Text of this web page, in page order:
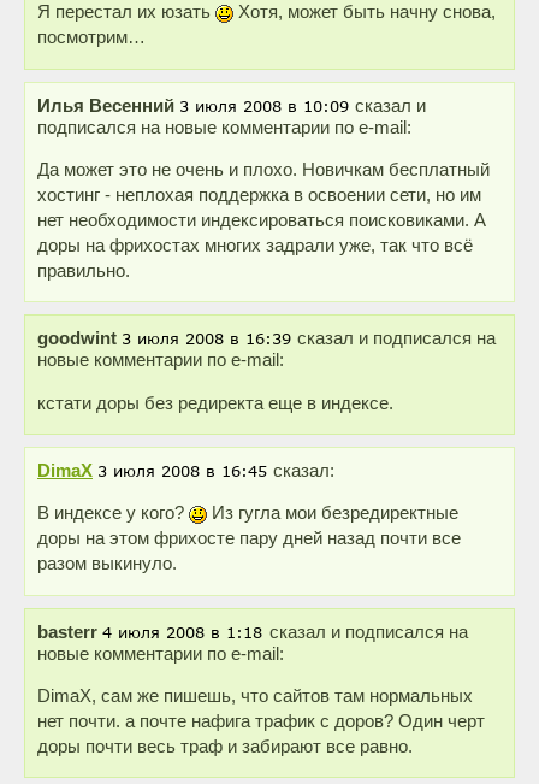
Я перестал их юзать
Хотя, может быть начну снова,
посмотрим…
Илья Весенний
сказал и
подписался на новые комментарии по e-mail:
Да может это не очень и плохо. Новичкам бесплатный
хостинг - неплохая поддержка в освоении сети, но им
нет необходимости индексироваться поисковиками. А
доры на фрихостах многих задрали уже, так что всё
правильно.
goodwint
сказал и подписался на
новые комментарии по e-mail:
кстати доры без редиректа еще в индексе.
DimaX сказал:
В индексе у кого?
Из гугла мои безредиректные
доры на этом фрихосте пару дней назад почти все
разом выкинуло.
basterr
сказал и подписался на
новые комментарии по e-mail:
DimaX, сам же пишешь, что сайтов там нормальных
нет почти. а почте нафига трафик с доров? Один черт
доры почти весь траф и забирают все равно.